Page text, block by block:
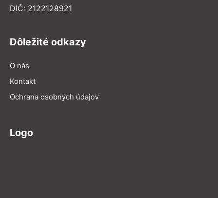
DIČ: 2122128921
Dôležité odkazy
O nás
Kontakt
Ochrana osobných údajov
Logo